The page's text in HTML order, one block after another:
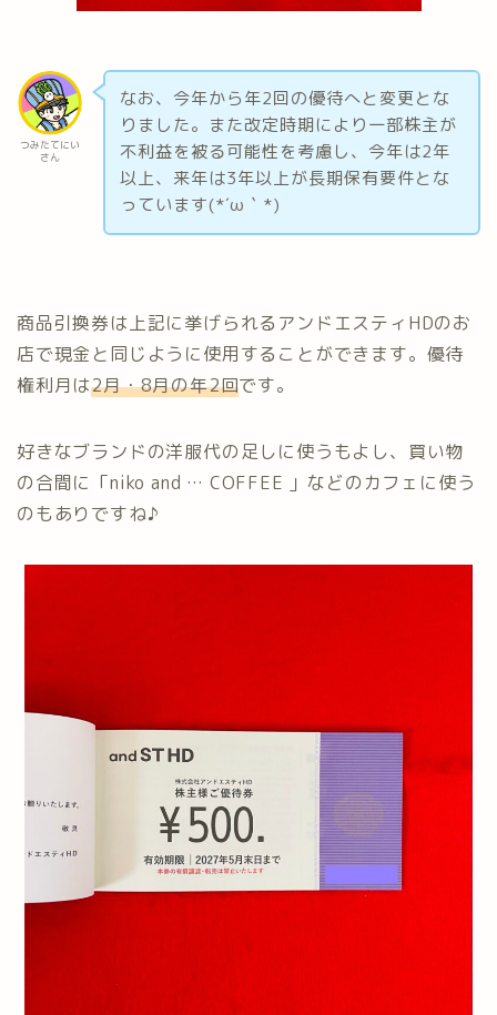
つみたてにい
さん
なお、今年から年2回の優待へと変更とな
りました。また改定時期により一部株主が
不利益を被る可能性を考慮し、今年は2年
以上、来年は3年以上が長期保有要件とな
っています(*´ω｀*)
商品引換券は上記に挙げられるアンドエスティHDのお
店で現金と同じように使用することができます。優待
権利月は2月・8月の年2回です。
好きなブランドの洋服代の足しに使うもよし、買い物
の合間に「niko and … COFFEE 」などのカフェに使う
のもありですね♪